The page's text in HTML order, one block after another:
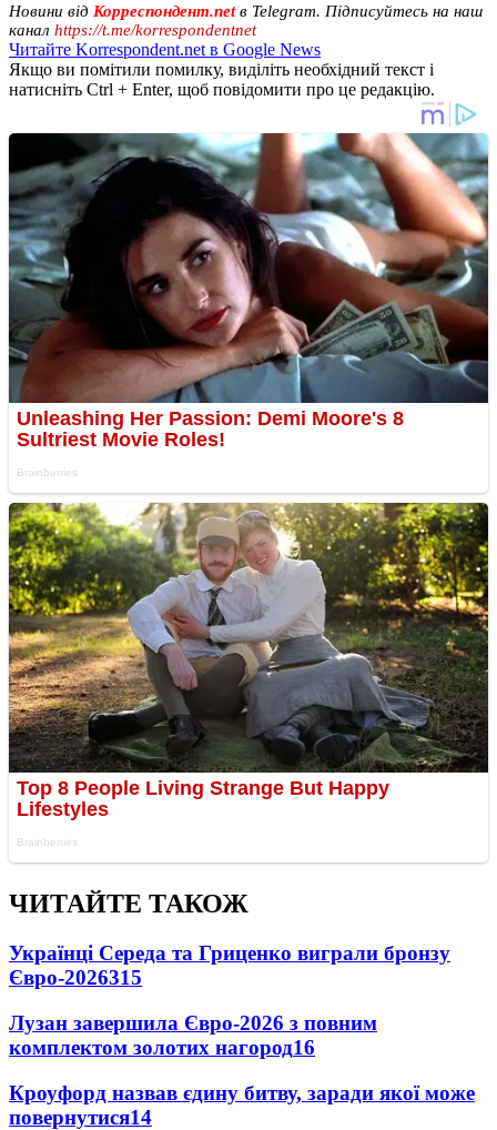
Новини від Корреспондент.netв Telegram. Підписуйтесь на наш
канал https://t.me/korrespondentnet
Читайте Korrespondent.net в Google News
Якщо ви помітили помилку, виділіть необхідний текст і
натисніть Ctrl + Enter, щоб повідомити про це редакцію.
ЧИТАЙТЕ ТАКОЖ
Українці Середа та Гриценко виграли бронзу
Євро-2026315
Лузан завершила Євро-2026 з повним
комплектом золотих нагород16
Кроуфорд назвав єдину битву, заради якої може
повернутися14